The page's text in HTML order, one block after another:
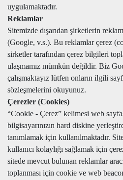
uygulamaktadır.
Reklamlar
Sitemizde dışarıdan şirketlerin
(Google, v.s.). Bu reklamlar çerez
sirketler tarafından çerez bilgileri
ulaşmamız mümkün değildir. Biz
çalışmaktayız lütfen onların ilgili
sözleşmelerini okuyunuz.
Çerezler (Cookies)
“Cookie - Çerez” kelimesi web
bilgisayarınızın hard diskine
tanımlamak için kullanılmaktadır.
kullanıcı kolaylığı sağlamak için
sitede mevcut bulunan reklamlar
toplanması için cookie ve web